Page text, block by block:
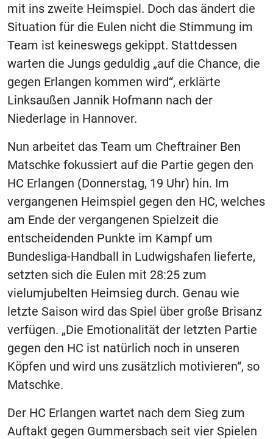
mit ins zweite Heimspiel. Doch das ändert die
Situation für die Eulen nicht die Stimmung im
Team ist keineswegs gekippt. Stattdessen
warten die Jungs geduldig „auf die Chance, die
gegen Erlangen kommen wird“, erklärte
Linksaußen Jannik Hofmann nach der
Niederlage in Hannover.
Nun arbeitet das Team um Cheftrainer Ben
Matschke fokussiert auf die Partie gegen den
HC Erlangen (Donnerstag, 19 Uhr) hin. Im
vergangenen Heimspiel gegen den HC, welches
am Ende der vergangenen Spielzeit die
entscheidenden Punkte im Kampf um
Bundesliga-Handball in Ludwigshafen lieferte,
setzten sich die Eulen mit 28:25 zum
vielumjubelten Heimsieg durch. Genau wie
letzte Saison wird das Spiel über große Brisanz
verfügen. „Die Emotionalität der letzten Partie
gegen den HC ist natürlich noch in unseren
Köpfen und wird uns zusätzlich motivieren“, so
Matschke.
Der HC Erlangen wartet nach dem Sieg zum
Auftakt gegen Gummersbach seit vier Spielen